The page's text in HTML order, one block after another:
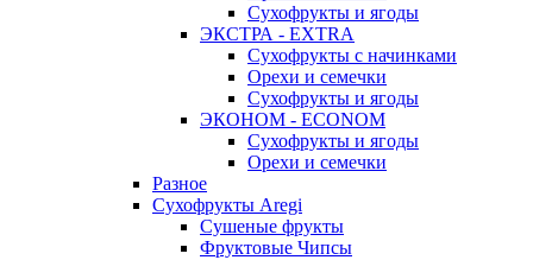
Сухофрукты и ягоды
ЭКСТРА - EXTRA
Сухофрукты с начинками
Орехи и семечки
Сухофрукты и ягоды
ЭКОНОМ - ECONOM
Сухофрукты и ягоды
Орехи и семечки
Разное
Сухофрукты Aregi
Сушеные фрукты
Фруктовые Чипсы